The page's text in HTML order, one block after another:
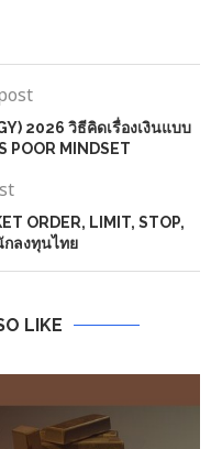
2026 วิธีคิดเรื่องเงินแบบ
POOR MINDSET
ORDER, LIMIT, STOP,
กลงทุนไทย
LIKE